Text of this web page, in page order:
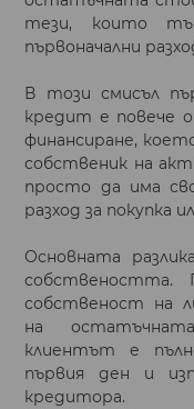
тези, които
първоначални
В този смисъл
кредит е повече
финансиране,
собственик на
просто да има
разход за покупка
Основната
собствеността.
собственост на
на
клиентът е
първия ден и
кредитора.